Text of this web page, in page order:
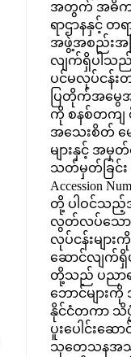
အတွက် အဓိက
ရာဌာနနှင့် တ
အဖွဲ့အစည်းအ
လျက်ရှိပါသ
ပင်မလုပ်ငန်းတ
ပြတိုက်အမွေအ
ကို စနစ်တကျ စီ
အသေးစိတ် မ
များနှင့် အမှတ်
သတ်မှတ်ခြင်း
Accession
တို့ ပါဝင်သည့်အ
လွတ်လပ်သေ
လုပ်ငန်းများ
ဆောင်လျက်ရှိ
တို့သည် ပညာရ
ဘောင်များကို
နိုင်ငံတကာ သိပ္
ပူးပေါင်းဆေ
သုတေသနအ